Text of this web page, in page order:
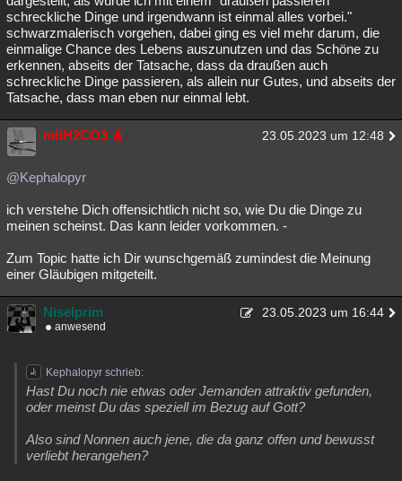
schreckliche Dinge und irgendwann ist einmal alles vorbei."
schwarzmalerisch vorgehen, dabei ging es viel mehr darum, die
einmalige Chance des Lebens auszunutzen und das Schöne zu
erkennen, abseits der Tatsache, dass da draußen auch
schreckliche Dinge passieren, als allein nur Gutes, und abseits der
Tatsache, dass man eben nur einmal lebt.
mitH2CO3 23.05.2023 um 12:48
@Kephalopyr
ich verstehe Dich offensichtlich nicht so, wie Du die Dinge zu
meinen scheinst. Das kann leider vorkommen. -
Zum Topic hatte ich Dir wunschgemäß zumindest die Meinung
einer Gläubigen mitgeteilt.
Niselprim 23.05.2023 um 16:44
anwesend
Kephalopyr schrieb:
Hast Du noch nie etwas oder Jemanden attraktiv gefunden,
oder meinst Du das speziell im Bezug auf Gott?
Also sind Nonnen auch jene, die da ganz offen und bewusst
verliebt herangehen?